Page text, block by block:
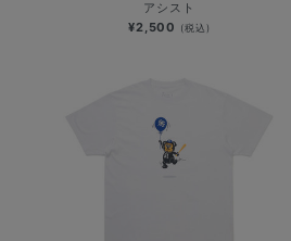
アシスト
¥2,500 (税込)